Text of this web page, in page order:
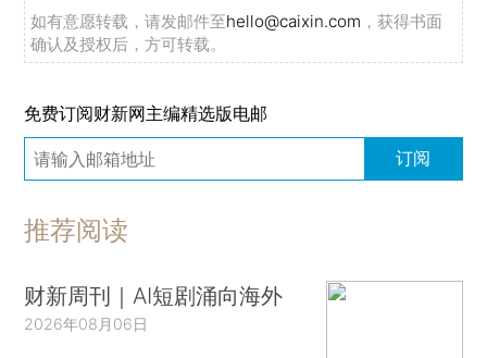
如有意愿转载，请发邮件至hello@caixin.com ，获得书面
确认及授权后，方可转载。
免费订阅财新网主编精选版电邮
订阅
推荐阅读
财新周刊｜AI短剧涌向海外
2026年08月06日